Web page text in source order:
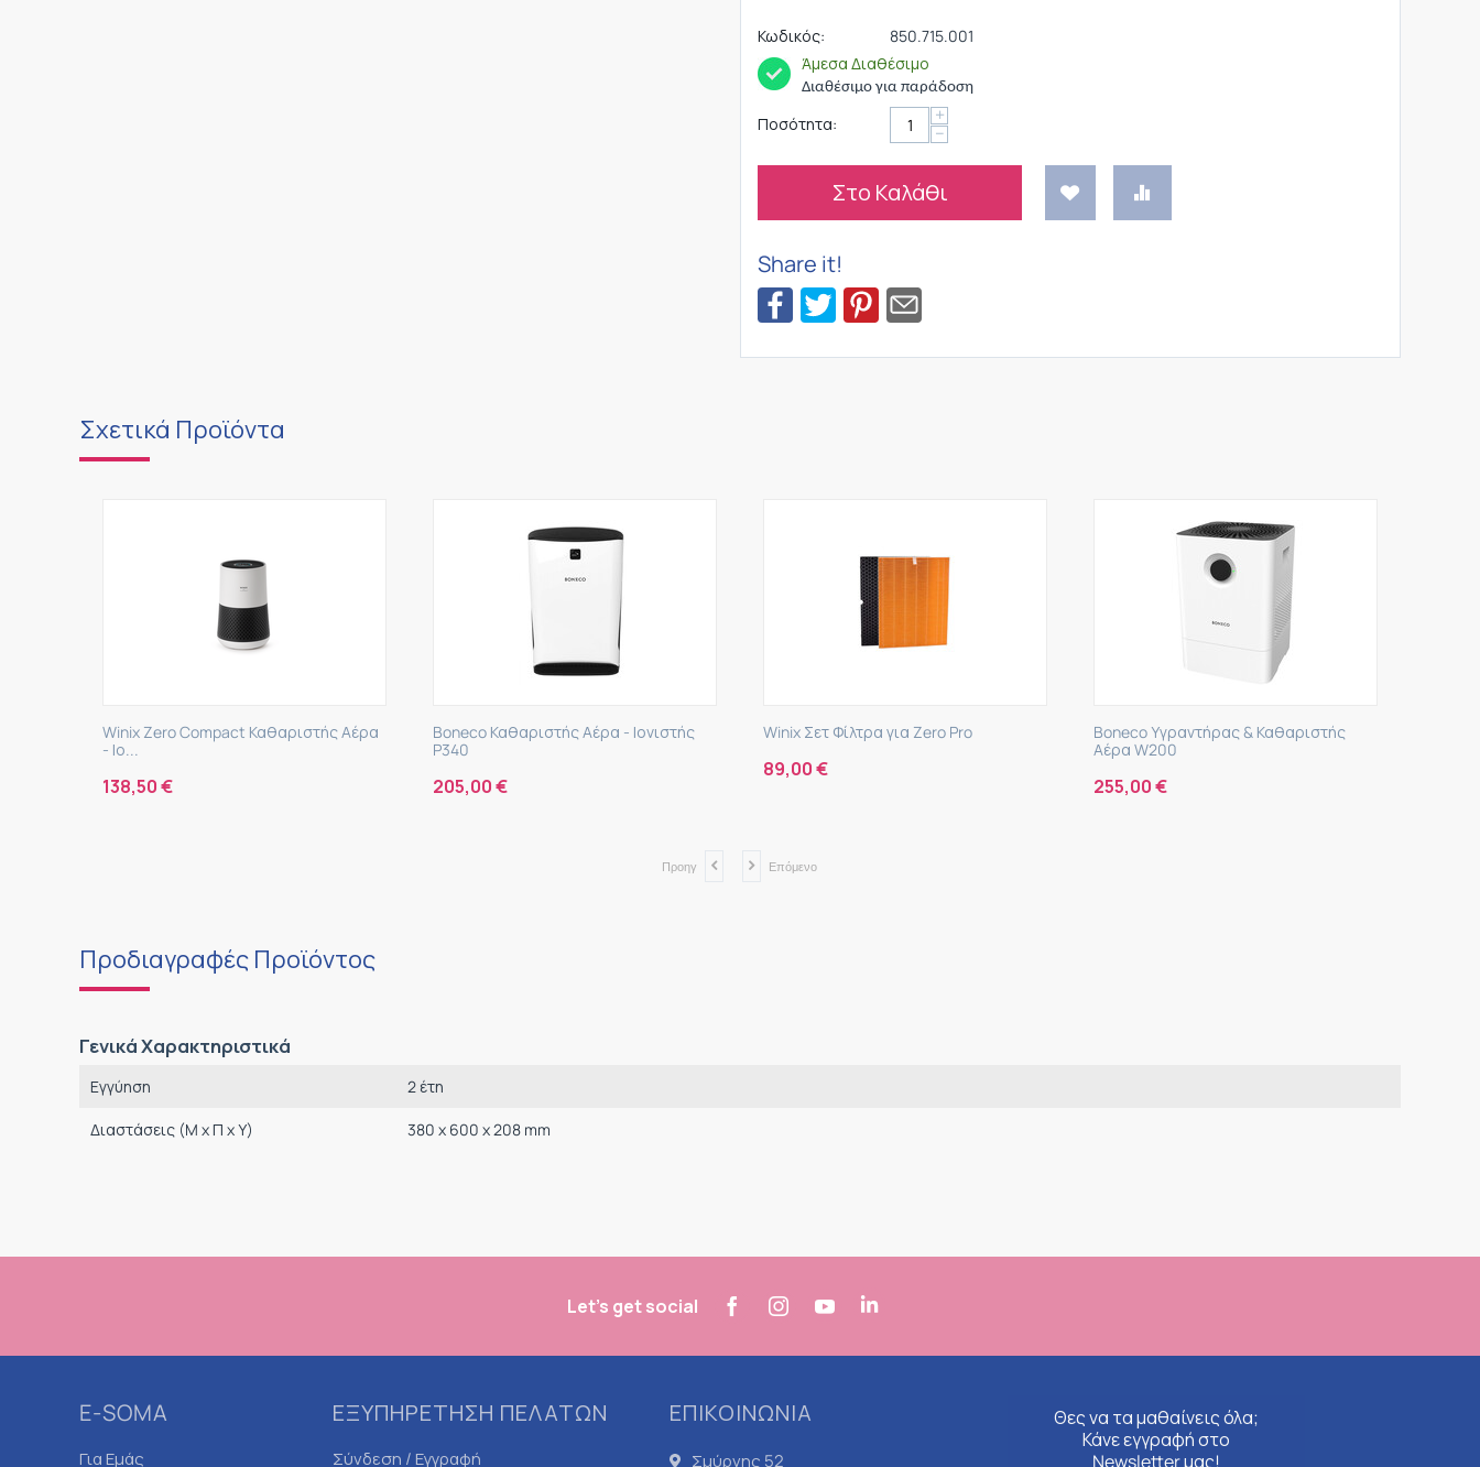
Κωδικός:
850.715.001
Άμεσα Διαθέσιμο
Διαθέσιμο για παράδοση
Ποσότητα: +
−
Στο Καλάθι
Share it!
Σχετικά Προϊόντα
Boneco Καθαριστής Αέρα - Ιονιστής
P340
205,00
Winix Σετ Φίλτρα για Zero Pro
Boneco Υγραντήρας & Καθαριστής
Boneco Καθαριστής Αέρα -P500
Προηγ Επόμενο
Προδιαγραφές Προϊόντος
Γενικά Χαρακτηριστικά
Εγγύηση 2 έτη
Διαστάσεις (M x Π x Υ) 380 x 600 x 208 mm
Let's get social
E-SOMA
Για Εμάς
ΕΞΥΠΗΡΕΤΗΣΗ ΠΕΛΑΤΩΝ
Σύνδεση / Εγγραφή
ΕΠΙΚΟΙΝΩΝΙΑ
Σμύρνης 52
Θες να τα μαθαίνεις όλα;
Κάνε εγγραφή στο
Newsletter μας!